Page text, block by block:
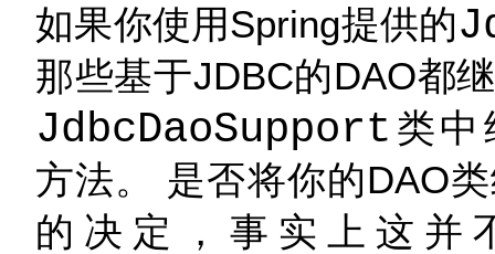
如果你使用Spring提供的
那些基于JDBC的DAO都
JdbcDaoSupport 类中
方法。 是否将你的DAO
的决定，事实上这并